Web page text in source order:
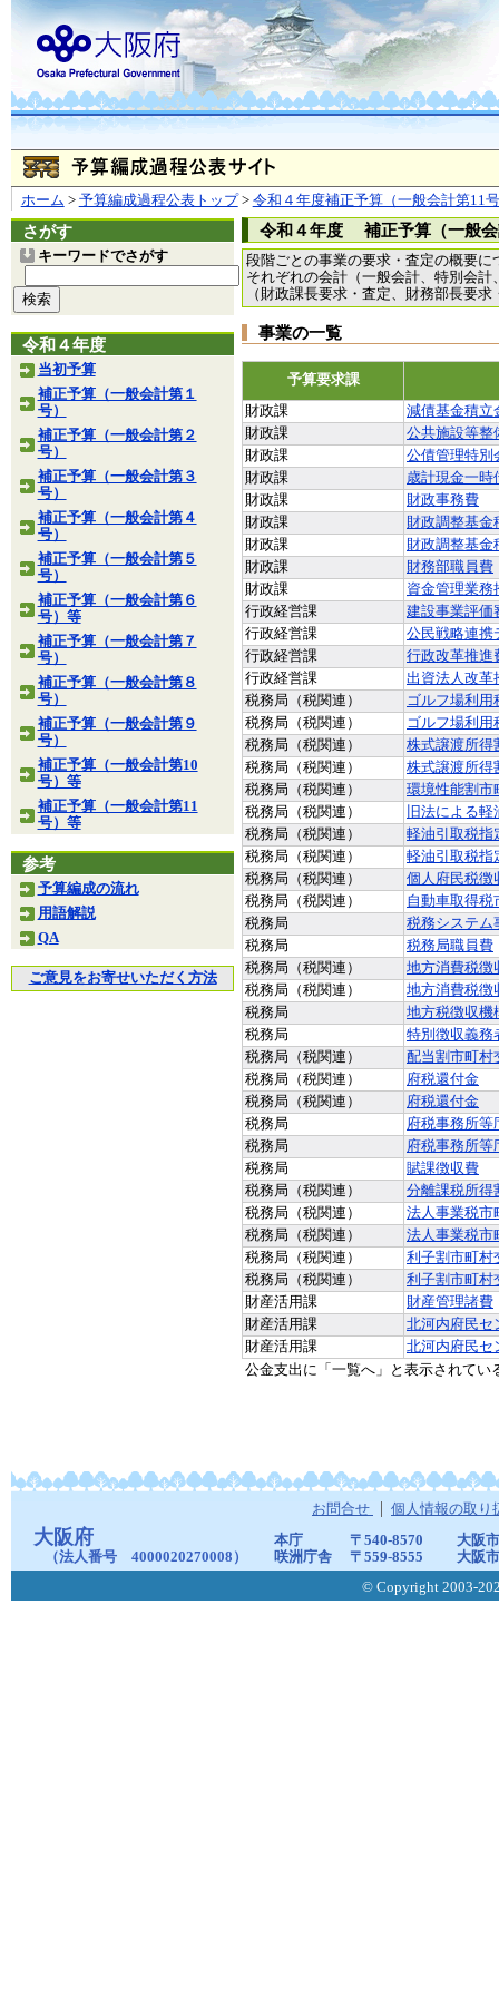
ホーム > 予算編成過程公表トップ> 令和４年度補正予算（一般会計第11
さがす
キーワードでさがす
令和４年度
当初予算
補正予算（一般会計第１
号）
補正予算（一般会計第２
号）
補正予算（一般会計第３
号）
補正予算（一般会計第４
号）
補正予算（一般会計第５
号）
補正予算（一般会計第６
号）等
補正予算（一般会計第７
号）
補正予算（一般会計第８
号）
補正予算（一般会計第９
号）
補正予算（一般会計第10
号）等
補正予算（一般会計第11
号）等
参考
予算編成の流れ
用語解説
QA
ご意見をお寄せいただく方法
令和４年度 補正予算（一般
段階ごとの事業の要求・査定の概要に
それぞれの会計（一般会計、特別会
（財政課長要求・査定、財務部長要
事業の一覧
予算要求課
財政課
減債基金積立
財政課
公共施設等整
財政課
公債管理特別
財政課
歳計現金一時
財政課
財政事務費
財政課
財政調整基金
財政課
財政調整基金
財政課
財務部職員費
財政課
資金管理業務
行政経営課
建設事業評価
行政経営課
公民戦略連携
行政経営課
行政改革推進
行政経営課
出資法人改革
税務局（税関連）
ゴルフ場利用
税務局（税関連）
ゴルフ場利用
税務局（税関連）
株式譲渡所得
税務局（税関連）
株式譲渡所得
税務局（税関連）
環境性能割市
税務局（税関連）
旧法による
税務局（税関連）
軽油引取税指
税務局（税関連）
軽油引取税指
税務局（税関連）
個人府民税徴
税務局（税関連）
自動車取得税
税務局
税務システム
税務局
税務局職員費
税務局（税関連）
地方消費税徴
税務局（税関連）
地方消費税徴
税務局
地方税徴収機
税務局
特別徴収義務
税務局（税関連）
配当割市町村
税務局（税関連）
府税還付金
税務局（税関連）
府税還付金
税務局
府税事務所等
税務局
府税事務所等
税務局
賦課徴収費
税務局（税関連）
分離課税所得
税務局（税関連）
法人事業税市
税務局（税関連）
法人事業税市
税務局（税関連）
利子割市町村
税務局（税関連）
利子割市町村
財産活用課
財産管理諸費
財産活用課
北河内府民セ
財産活用課
北河内府民セ
公金支出に「一覧へ」と表示されて
お問合せ 個人情報の取り
大阪府
（法人番号 4000020270008）
本庁 〒540-8570
大阪
咲洲庁舎
〒559-8555
大阪
© Copyright 2003-